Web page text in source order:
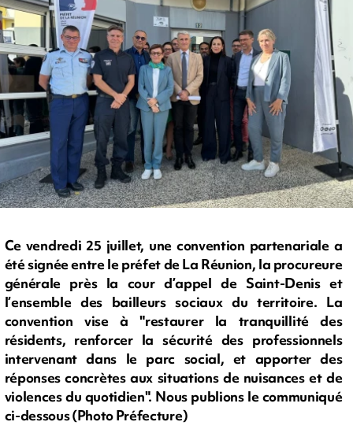
Ce vendredi 25 juillet, une convention partenariale a
été signée entre le préfet de La Réunion, la procureure
générale près la cour d’appel de Saint-Denis et
l’ensemble des bailleurs sociaux du territoire. La
convention vise à "restaurer la tranquillité des
résidents, renforcer la sécurité des professionnels
intervenant dans le parc social, et apporter des
réponses concrètes aux situations de nuisances et de
violences du quotidien". Nous publions le communiqué
ci-dessous (Photo Préfecture)